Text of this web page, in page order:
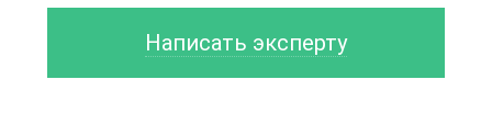
Написать эксперту